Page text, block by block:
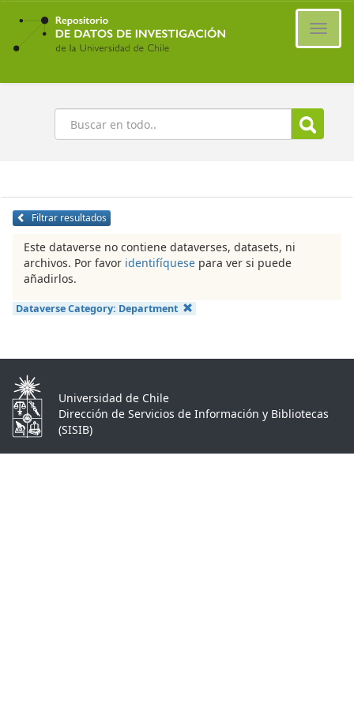
Ir
contenido
principal
Buscar
Filtrar resultados
Este dataverse no contiene dataverses, datasets, ni
archivos. Por favor identifíquese para ver si puede
añadirlos.
Dataverse Category: Department
Universidad de Chile
Dirección de Servicios de Información y Bibliotecas
(SISIB)